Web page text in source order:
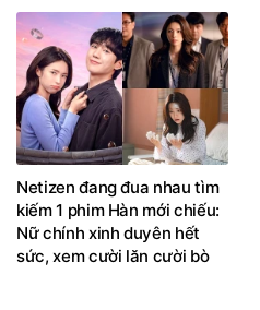
Netizen đang đua nhau tìm
kiếm 1 phim Hàn mới chiếu:
Nữ chính xinh duyên hết
sức, xem cười lăn cười bò